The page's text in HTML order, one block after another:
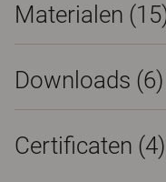
Materialen
Downloads (6)
Certificaten (4)